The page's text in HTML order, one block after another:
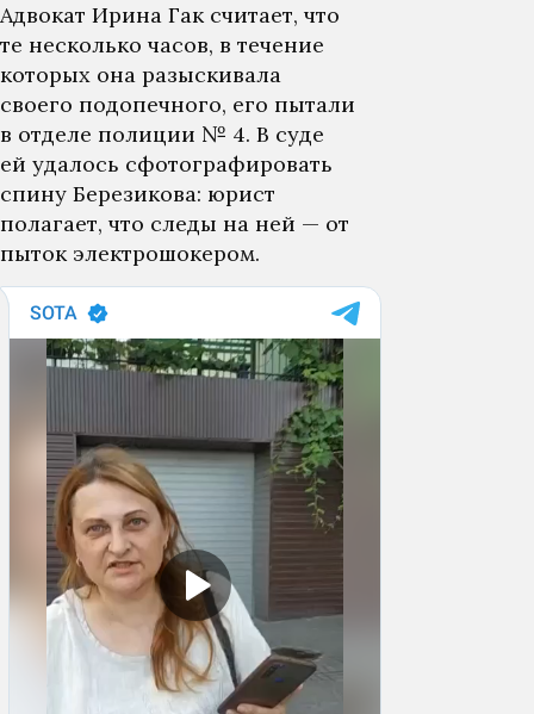
Адвокат Ирина Гак считает, что
те несколько часов, в течение
которых она разыскивала
своего подопечного, его пытали
в отделе полиции № 4. В суде
ей удалось сфотографировать
спину Березикова: юрист
полагает, что следы на ней — от
пыток электрошокером.